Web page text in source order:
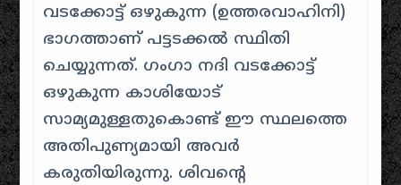
വടക്കോട്ട് ഒഴുകുന്ന (ഉത്തരവാഹിനി)
ഭാഗത്താണ് പട്ടടക്കൽ സ്ഥിതി
ചെയ്യുന്നത്. ഗംഗാ നദി വടക്കോട്ട്
ഒഴുകുന്ന കാശിയോട്
സാമ്യമുള്ളതുകൊണ്ട് ഈ സ്ഥലത്തെ
അതിപുണ്യമായി അവർ
കരുതിയിരുന്നു. ശിവന്റെ